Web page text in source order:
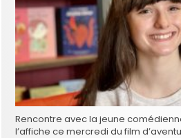
Rencontre avec la jeune
l’affiche ce mercredi du film